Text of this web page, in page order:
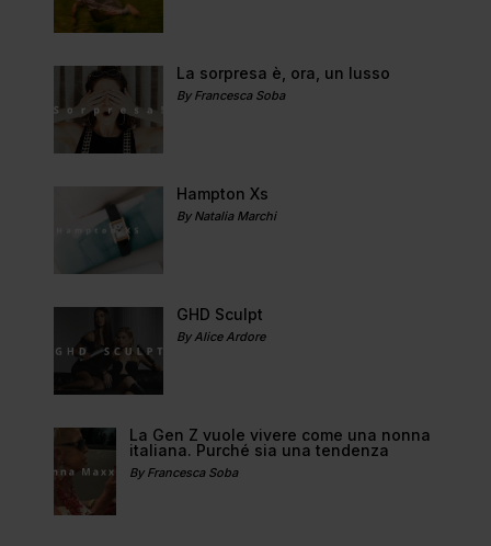
La sorpresa è, ora, un lusso
By Francesca Soba
Hampton Xs
By Natalia Marchi
GHD Sculpt
By Alice Ardore
La Gen Z vuole vivere come una nonna
italiana. Purché sia una tendenza
By Francesca Soba